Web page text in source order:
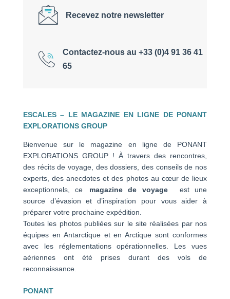
Recevez notre newsletter
Contactez-nous au +33 (0)4 91 36 41
65
ESCALES – LE MAGAZINE EN LIGNE DE PONANT
EXPLORATIONS GROUP
Bienvenue sur le magazine en ligne de PONANT
EXPLORATIONS GROUP ! À travers des rencontres,
des récits de voyage, des dossiers, des conseils de nos
experts, des anecdotes et des photos au cœur de lieux
exceptionnels, ce magazine de voyage
est une
source d’évasion et d’inspiration pour vous aider à
préparer votre prochaine expédition.
Toutes les photos publiées sur le site réalisées par nos
équipes en Antarctique et en Arctique sont conformes
avec les réglementations opérationnelles. Les vues
aériennes ont été prises durant des vols de
reconnaissance.
PONANT